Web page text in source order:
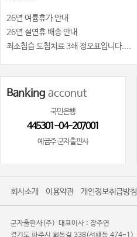
26년 여륨휴가 안내
26년 설연휴 배송 안내
최소침습 도침치료 3쇄 정오표입니다....
Banking acconut
국민은행
445301-04-207001
예금주 군자출판사
회사소개 이용약관 개인정보취급방침
군자출판사(주) 대표이사 : 장주연